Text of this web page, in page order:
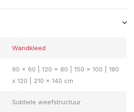
Wandkleed
90 x 60 | 120 x 80 | 150 x 100 | 180
x 120 | 210 x 140 cm
Subtiele weefstructuur